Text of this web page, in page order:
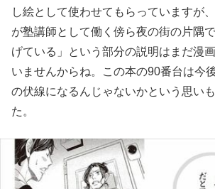
し絵として使わせてもらっていますが
が塾講師として働く傍ら夜の街の片隅
げている」という部分の説明はまだ漫
いませんからね。この本の90番台は今
の伏線になるんじゃないかという思い
た。